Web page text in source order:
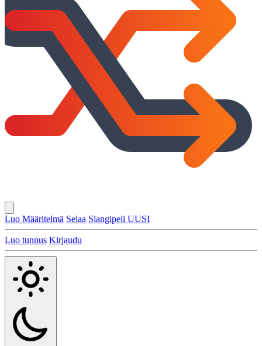
Luo Määritelmä Selaa Slangipeli UUSI
Luo tunnus Kirjaudu